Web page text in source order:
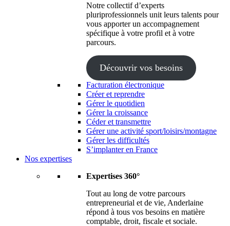
Notre collectif d’experts
pluriprofessionnels unit leurs talents pour
vous apporter un accompagnement
spécifique à votre profil et à votre
parcours.
Découvrir vos besoins
Facturation électronique
Créer et reprendre
Gérer le quotidien
Gérer la croissance
Céder et transmettre
Gérer une activité sport/loisirs/montagne
Gérer les difficultés
S’implanter en France
Nos expertises
Expertises 360°
Tout au long de votre parcours
entrepreneurial et de vie, Anderlaine
répond à tous vos besoins en matière
comptable, droit, fiscale et sociale.